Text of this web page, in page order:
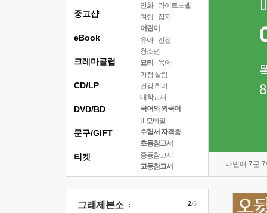
만화 | 라이트노벨
여행
잡지
어린이
유아 | 전집
청소년
요리
육아
가정 살림
건강 취미
대학교재
국어와 외국어
IT 모바일
수험서 자격증
초등참고서
중등참고서
고등참고서
나민애 7문
중고샵
eBook
크레마클럽
CD/LP
DVD/BD
문구/GIFT
티켓
그래제본소 2/5